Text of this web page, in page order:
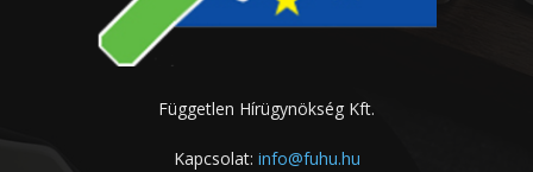
Független Hírügynökség Kft.
Kapcsolat: info@fuhu.hu